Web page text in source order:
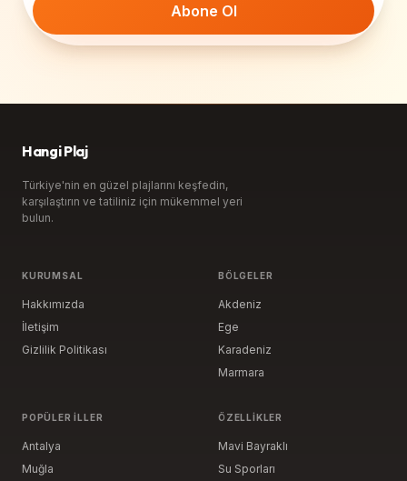
Abone Ol
Hangi Plaj
Türkiye'nin en güzel plajlarını keşfedin,
karşılaştırın ve tatiliniz için mükemmel yeri
bulun.
KURUMSAL
Hakkımızda
İletişim
Gizlilik Politikası
BÖLGELER
Akdeniz
Ege
Karadeniz
Marmara
POPÜLER İLLER
Antalya
Muğla
ÖZELLIKLER
Mavi Bayraklı
Su Sporları